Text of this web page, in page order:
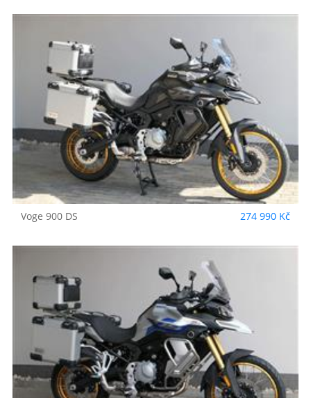
Voge 900 DS 274 990 Kč